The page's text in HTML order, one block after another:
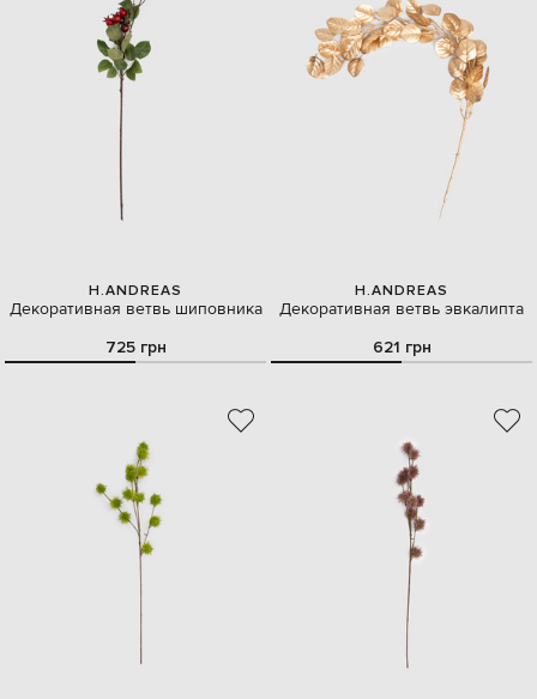
H.ANDREAS
Декоративная ветвь шиповника
725 грн
H.ANDREAS
Декоративная ветвь эвкалипта
621 грн